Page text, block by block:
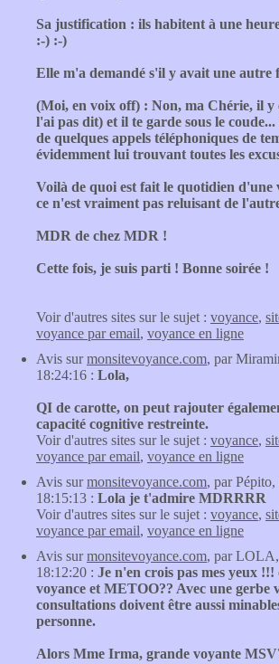
Sa justification : ils habitent à une
:-) :-)
Elle m'a demandé s'il y avait une autre
(Moi, en voix off) : Non, ma Chérie, il y
l'ai pas dit) et il te garde sous le coude...
de quelques appels téléphoniques de
évidemment lui trouvant toutes les
Voilà de quoi est fait le quotidien d'une
ce n'est vraiment pas reluisant de
MDR de chez MDR !
Cette fois, je suis parti ! Bonne soirée !
Voir d'autres sites sur le sujet : voyance,
voyance par email, voyance en ligne
Avis surmonsitevoyance.com, par
18:24:16 : Lola,
QI de carotte, on peut rajouter
capacité cognitive restreinte.
Voir d'autres sites sur le sujet : voyance,
voyance par email, voyance en ligne
Avis surmonsitevoyance.com, par
18:15:13 : Lola je t'admire MDRRRR
Voir d'autres sites sur le sujet : voyance,
voyance par email, voyance en ligne
Avis surmonsitevoyance.com, par
18:12:20 : Je n'en crois pas mes yeux !!!
voyance et METOO?? Avec une gerbe
consultations doivent être aussi
personne.
Alors Mme Irma, grande voyante